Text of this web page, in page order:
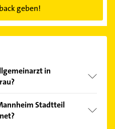
geben!
in
Sie von den
können Sie sich
Stadtteil